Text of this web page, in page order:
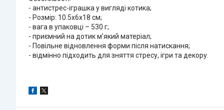
- антистрес-іграшка у вигляді котика;
- Розмір: 10.5х6х18 см;
- вага в упаковці – 530 г;
- приємний на дотик м'який матеріал;
- Повільне відновлення форми після натискання;
- відмінно підходить для зняття стресу, ігри та декору.